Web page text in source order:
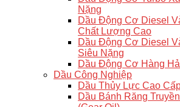
Nặng
Dầu Động Cơ Diesel
Chất Lượng Cao
Dầu Động Cơ Diesel
Siêu Nặng
Dầu Động Cơ Hàng
Dầu Công Nghiệp
Dầu Thủy Lực Cao
Dầu Bánh Răng